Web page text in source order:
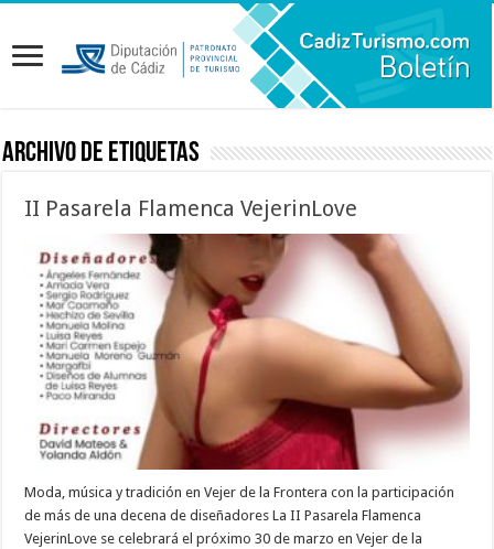
Archivo de etiquetas
II Pasarela Flamenca VejerinLove
Moda, música y tradición en Vejer de la Frontera con la participación
de más de una decena de diseñadores La II Pasarela Flamenca
VejerinLove se celebrará el próximo 30 de marzo en Vejer de la